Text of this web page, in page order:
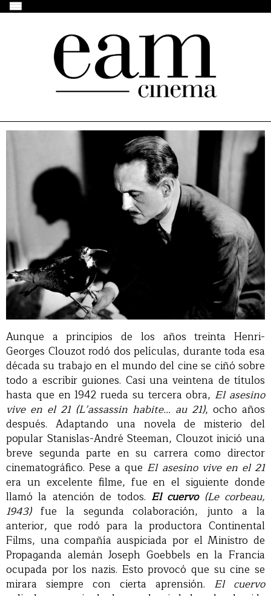
Aunque a principios de los años treinta Henri-
Georges Clouzot rodó dos películas, durante toda esa
década su trabajo en el mundo del cine se ciñó sobre
todo a escribir guiones. Casi una veintena de títulos
hasta que en 1942 rueda su tercera obra, El asesino
vive en el 21 (L’assassin habite… au 21), ocho años
después. Adaptando una novela de misterio del
popular Stanislas-André Steeman, Clouzot inició una
breve segunda parte en su carrera como director
cinematográfico. Pese a que El asesino vive en el 21
era un excelente filme, fue en el siguiente donde
llamó la atención de todos. El cuervo(Le corbeau,
1943)fue la segunda colaboración, junto a la
anterior, que rodó para la productora Continental
Films, una compañía auspiciada por el Ministro de
Propaganda alemán Joseph Goebbels en la Francia
ocupada por los nazis. Esto provocó que su cine se
mirara siempre con cierta aprensión. El cuervo